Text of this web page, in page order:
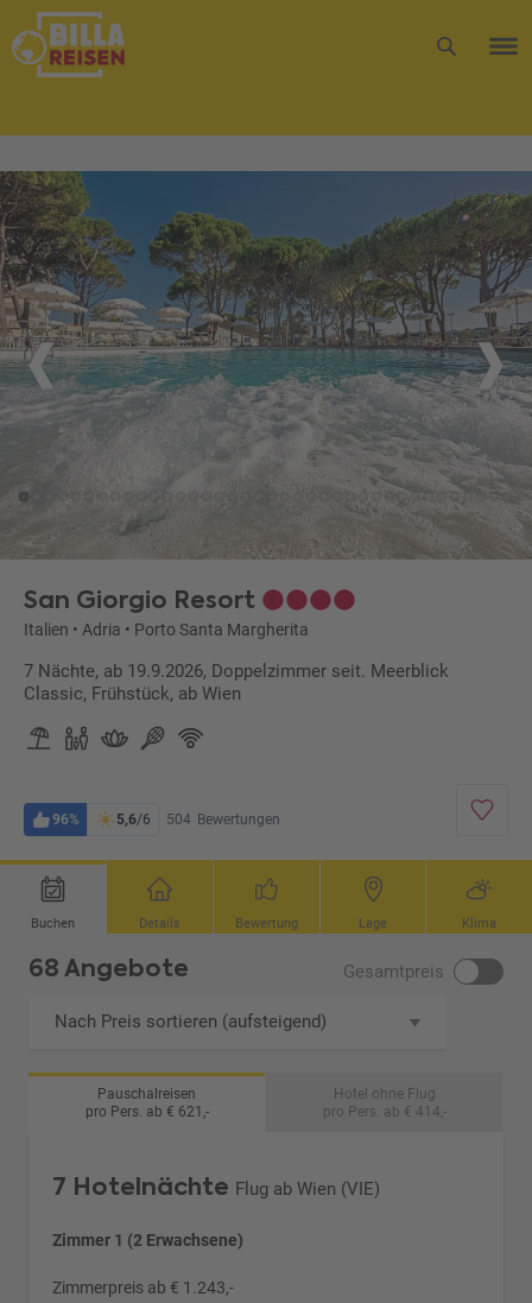
San Giorgio Resort
Italien • Adria • Porto Santa Margherita
7 Nächte, ab 19.9.2026, Doppelzimmer seit. Meerblick
Classic, Frühstück, ab Wien
96% 5,6/6 504 Bewertungen
Buchen Details Bewertung Lage Klima
68 Angebote Gesamtpreis
Nach Preis sortieren (aufsteigend)
Pauschalreisen
pro Pers. ab € 621,-
Hotel ohne Flug
pro Pers. ab € 414,-
7 Hotelnächte Flug ab Wien (VIE)
Zimmer 1 (2 Erwachsene)
Zimmerpreis ab € 1.243,-